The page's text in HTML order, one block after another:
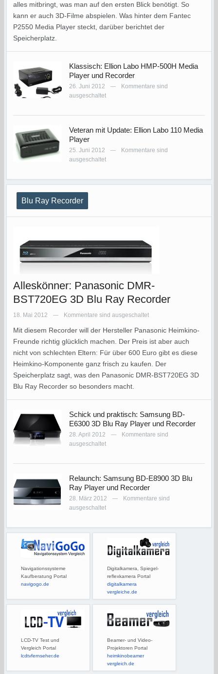
alles mitbringt, was man auf den ersten Blick benötigt. So
kann er auch 3D-Filme abspielen. Was hinter dem Fantec
P2550 Media Player steckt, darüber berichtet der
Speicherplatz.
Klassisch: Ellion Labo HMP-500H Media
Player und Recorder
26. Juni 2012 —
Kommentare sind
ausgeschaltet
Veteran mit Update: Ellion Labo 110 Media
Player
25. Juni 2012 —
Kommentare sind
ausgeschaltet
Blu Ray Recorder
Alleskönner: Panasonic DMR-
BST720EG 3D Blu Ray Recorder
18. Mai 2012 — Kommentare sind ausgeschaltet
Mit diesem Recorder will der Hersteller Panasonic Heimkino-
Freunde richtig glücklich machen. Der Preis ist aber auch
nicht von schlechten Eltern: Für über 600 Euro gibt es diese
Heimkino-Komponente ganz frisch zu kaufen. Der
Speicherplatz sagt, was den Panasonic DMR-BST720EG 3D
Blu Ray Recorder so besonders macht.
Schick und praktisch: Samsung BD-
E6300 3D Blu Ray Player und Recorder
28. April 2012 —
Kommentare sind
ausgeschaltet
Relaunch: Samsung BD-E8900 3D Blu
Ray Player und Recorder
28. März 2012 —
Kommentare sind
ausgeschaltet
Navigationssysteme
Kaufberatung Portal
navigogo.de
Digitalkamera, Spiegel-
reflexkamera Portal
digitalkamera
vergleiche.de
LCD-TV Test und
Vergleich Portal
lcdtvfernseher.de
Beamer- und Video-
Projektoren Portal
heimkinobeamer
vergleich.de